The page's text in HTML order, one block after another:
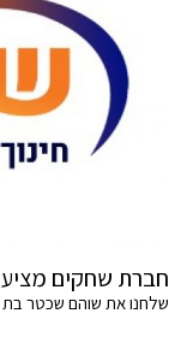
חברת שחקים
שלחנו את שוהם שכטר בת ה - 10 להתנסות בעשרה